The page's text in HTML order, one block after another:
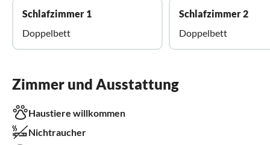
Schlafzimmer 1
Doppelbett
Schlafzimmer 2
Doppelbett
Zimmer und Ausstattung
Haustiere willkommen
Nichtraucher